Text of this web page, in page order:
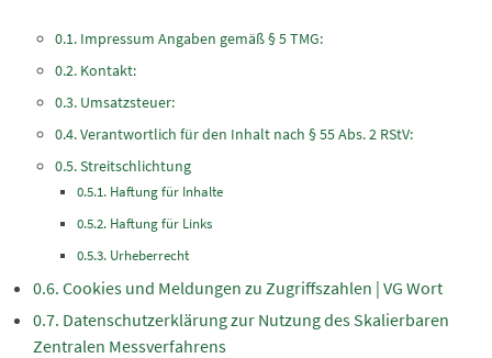
Impressum Angaben gemäß § 5 TMG:
Kontakt:
Umsatzsteuer:
Verantwortlich für den Inhalt nach § 55 Abs. 2 RStV:
Streitschlichtung
Haftung für Inhalte
Haftung für Links
Urheberrecht
Cookies und Meldungen zu Zugriffszahlen | VG Wort
Datenschutzerklärung zur Nutzung des Skalierbaren
Zentralen Messverfahrens